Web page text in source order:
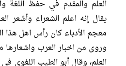
العلم والمقدم في حفظ اللغة
يقال إنه اعلم الشعراء وأشعر
معجم الأدباء كان رأس اهل هذا
وروى من اخبار العرب واشعارها
العلم، وقال أبو الطيب اللغوي